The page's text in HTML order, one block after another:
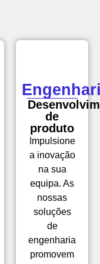
de
produto
Impulsione
a inovação
na sua
equipa. As
nossas
soluções
de
engenharia
promovem